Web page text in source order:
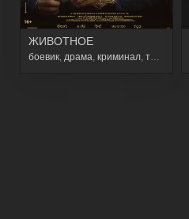
ЖИВОТНОЕ
боевик драма криминал триллер